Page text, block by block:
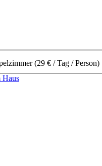
(29 € / Tag / Person)
Haus